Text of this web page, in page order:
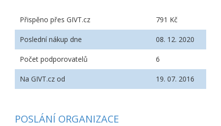
Přispěno přes GIVT.cz 791 Kč
Poslední nákup dne 08. 12. 2020
Počet podporovatelů 6
Na GIVT.cz od 19. 07. 2016
POSLÁNÍ ORGANIZACE